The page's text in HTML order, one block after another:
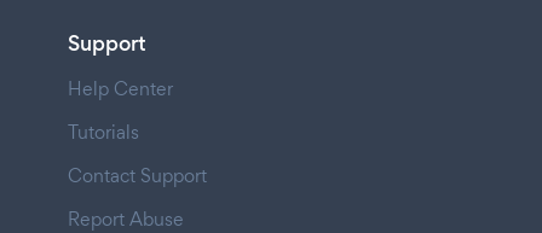
Support
Help Center
Tutorials
Contact Support
Report Abuse